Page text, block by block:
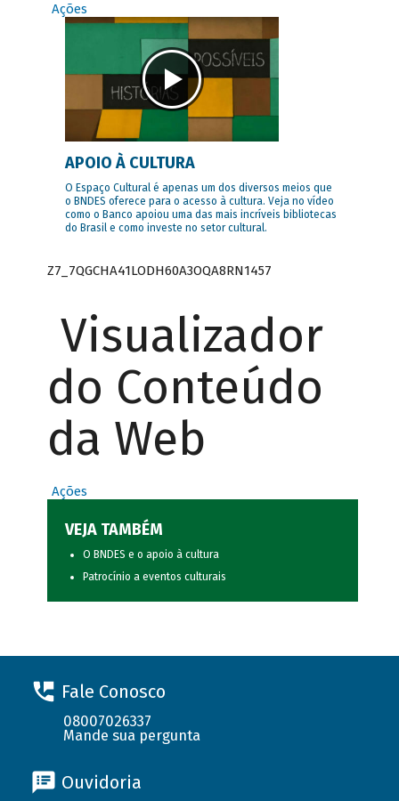
Ações
APOIO À CULTURA
O Espaço Cultural é apenas um dos diversos meios que
o BNDES oferece para o acesso à cultura. Veja no vídeo
como o Banco apoiou uma das mais incríveis bibliotecas
do Brasil e como investe no setor cultural.
Z7_7QGCHA41LODH60A3OQA8RN1457
Visualizador
do Conteúdo
da Web
Ações
VEJA TAMBÉM
O BNDES e o apoio à cultura
Patrocínio a eventos culturais
Fale Conosco
08007026337
Mande sua pergunta
Ouvidoria